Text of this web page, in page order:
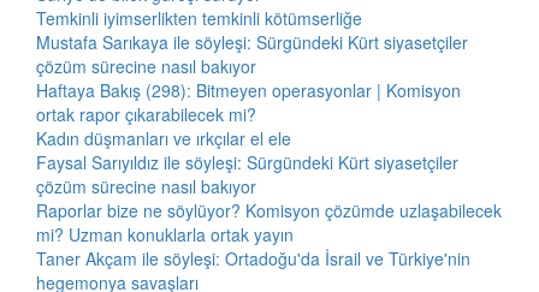
Temkinli iyimserlikten temkinli kötümserliğe
Mustafa Sarıkaya ile söyleşi: Sürgündeki Kürt siyasetçiler
çözüm sürecine nasıl bakıyor
Haftaya Bakış (298): Bitmeyen operasyonlar | Komisyon
ortak rapor çıkarabilecek mi?
Kadın düşmanları ve ırkçılar el ele
Faysal Sarıyıldız ile söyleşi: Sürgündeki Kürt siyasetçiler
çözüm sürecine nasıl bakıyor
Raporlar bize ne söylüyor? Komisyon çözümde uzlaşabilecek
mi? Uzman konuklarla ortak yayın
Taner Akçam ile söyleşi: Ortadoğu'da İsrail ve Türkiye'nin
hegemonya savaşları